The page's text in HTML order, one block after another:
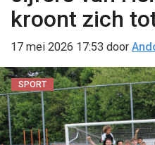
kroont zich
17 mei 2026 17:53 door
SPORT